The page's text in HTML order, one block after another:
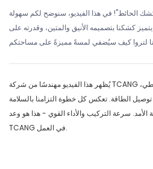
الحائط"! في هذا الفيديو، سنوضح لكم سهولة
كشكنا بتصميمه الأنيق والمتين، وقدرته على
يُظهر هذا الفيديو مهندسًا من شركة TCANG وهو يُظهر عملية تركيب كشك حائطي،
الطاقة. تعكس كل خطوة التزامنا بالسلامة
الأمد. سرعة التركيب والأداء القوي - هذا هو وعد
TCANG في العمل.